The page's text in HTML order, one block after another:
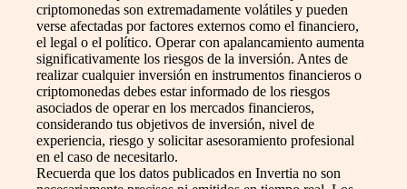
criptomonedas son extremadamente volátiles y pueden
verse afectadas por factores externos como el financiero,
el legal o el político. Operar con apalancamiento aumenta
significativamente los riesgos de la inversión. Antes de
realizar cualquier inversión en instrumentos financieros o
criptomonedas debes estar informado de los riesgos
asociados de operar en los mercados financieros,
considerando tus objetivos de inversión, nivel de
experiencia, riesgo y solicitar asesoramiento profesional
en el caso de necesitarlo.
Recuerda que los datos publicados en Invertia no son